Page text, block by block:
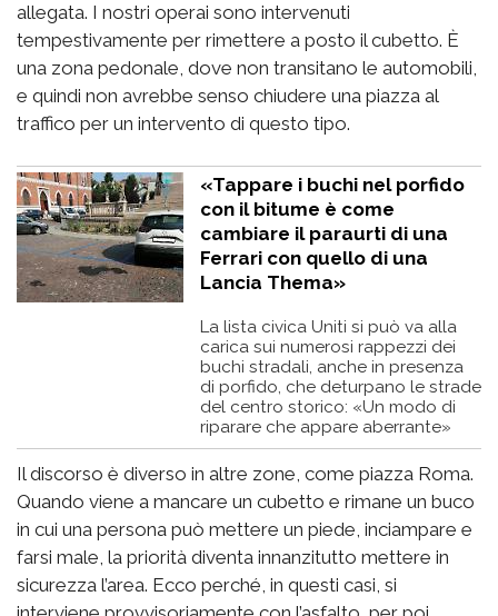
allegata. I nostri operai sono intervenuti
tempestivamente per rimettere a posto il cubetto. È
una zona pedonale, dove non transitano le automobili,
e quindi non avrebbe senso chiudere una piazza al
traffico per un intervento di questo tipo.
«Tappare i buchi nel porfido
con il bitume è come
cambiare il paraurti di una
Ferrari con quello di una
Lancia Thema»
La lista civica Uniti si può va alla
carica sui numerosi rappezzi dei
buchi stradali, anche in presenza
di porfido, che deturpano le strade
del centro storico: «Un modo di
riparare che appare aberrante»
Il discorso è diverso in altre zone, come piazza Roma.
Quando viene a mancare un cubetto e rimane un buco
in cui una persona può mettere un piede, inciampare e
farsi male, la priorità diventa innanzitutto mettere in
sicurezza l’area. Ecco perché, in questi casi, si